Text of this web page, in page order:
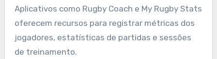
Aplicativos como Rugby Coach e My Rugby Stats
oferecem recursos para registrar métricas dos
jogadores, estatísticas de partidas e sessões
de treinamento.